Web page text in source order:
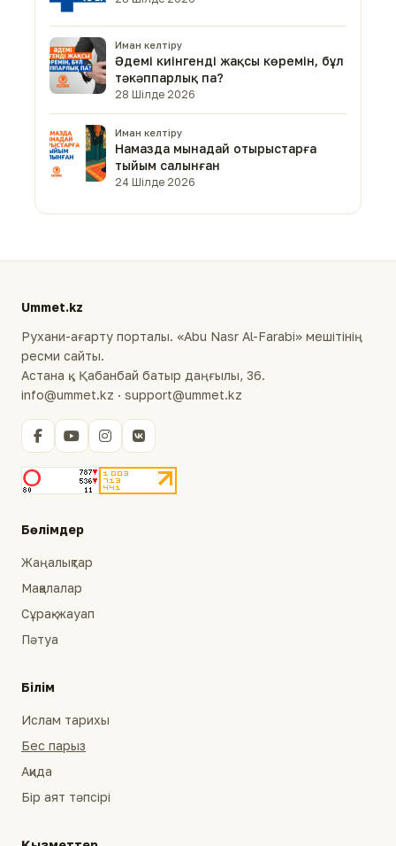
Иман келтіру
Әдемі киінгенді жақсы көремін, бұл
тәкәппарлық па?
28 Шілде 2026
Иман келтіру
Намазда мынадай отырыстарға
тыйым салынған
24 Шілде 2026
Ummet.kz
Рухани-ағарту порталы. «Abu Nasr Al-Farabi» мешітінің
ресми сайты.
Астана қ., Қабанбай батыр даңғылы, 36.
info@ummet.kz · support@ummet.kz
Бөлімдер
Жаңалықтар
Мақалалар
Сұрақ-жауап
Пәтуа
Білім
Ислам тарихы
Бес парыз
Ақида
Бір аят тәпсірі